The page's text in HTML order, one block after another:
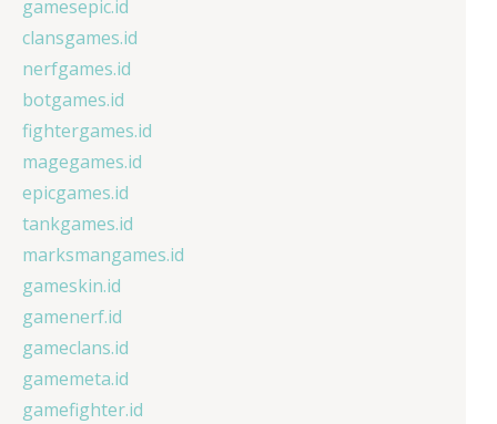
gamesepic.id
clansgames.id
nerfgames.id
botgames.id
fightergames.id
magegames.id
epicgames.id
tankgames.id
marksmangames.id
gameskin.id
gamenerf.id
gameclans.id
gamemeta.id
gamefighter.id